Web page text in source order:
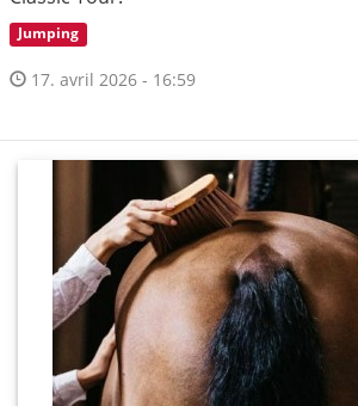
Jumping
17. avril 2026 - 16:59